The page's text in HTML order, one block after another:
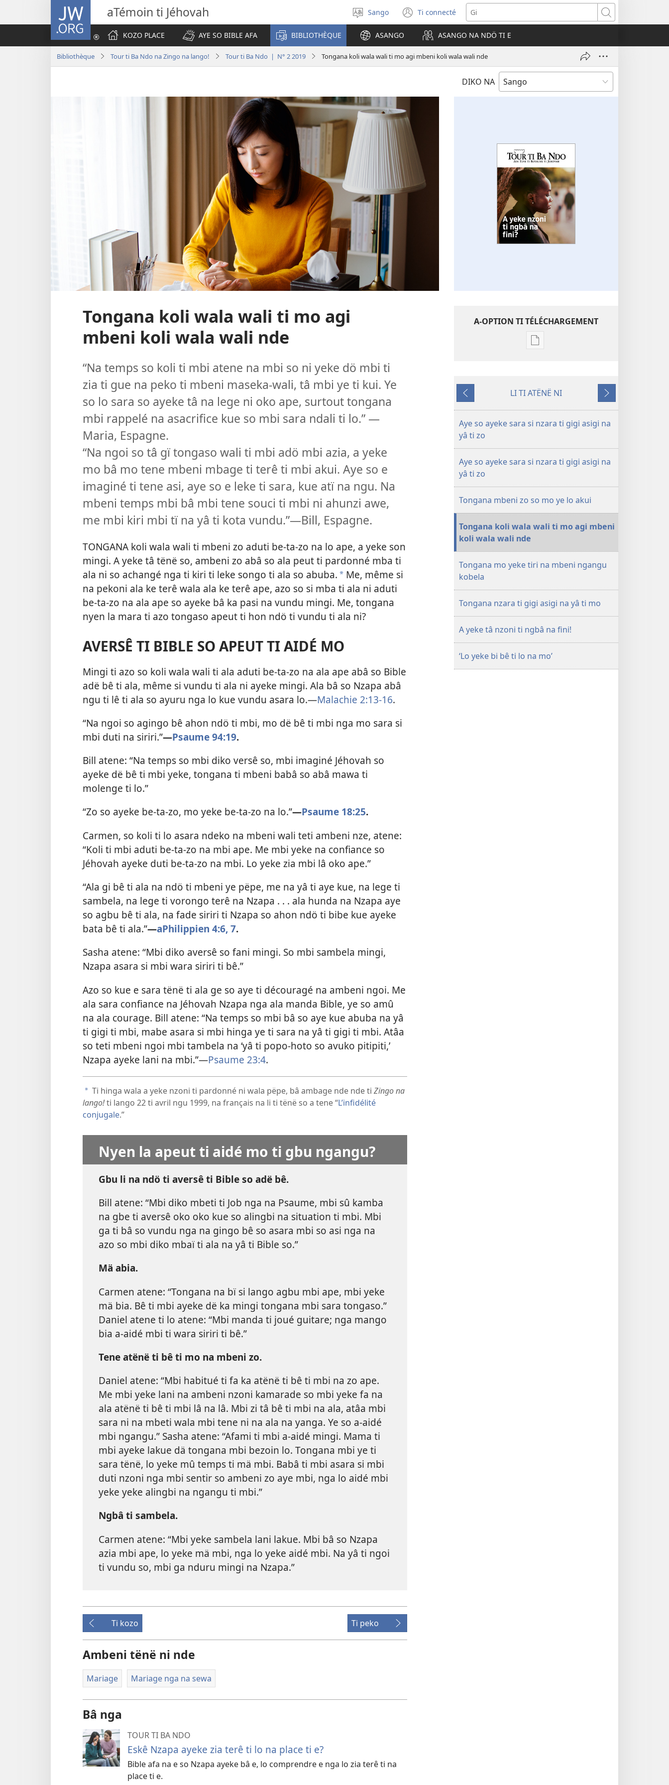
JW.ORG aTémoin ti Jéhovah
Soro
mbeni
yanga
ti
kodro
Sango Ti connecté
(zi
mbeni
fini
page)
Gi
KOZO PLACE
AYE SO BIBLE AFA BIBLIOTHÈQUE ASANGO ASANGO NA NDÖ TI E
Bibliothèque Tour ti Ba Ndo na Zingo na lango! Tour ti Ba Ndo | N° 2 2019 Tongana koli wala wali ti mo agi mbeni koli wala wali nde
DIKO NA
Tongana koli wala wali ti mo agi
mbeni koli wala wali nde
“Na temps so koli ti mbi atene na mbi so ni yeke dö mbi ti
zia ti gue na peko ti mbeni maseka-wali, tâ mbi ye ti kui. Ye
so lo sara so ayeke tâ na lege ni oko ape, surtout tongana
mbi rappelé na asacrifice kue so mbi sara ndali ti lo.” ​—
Maria, Espagne.
“Na ngoi so tâ gï tongaso wali ti mbi adö mbi azia, a yeke
mo bâ mo tene mbeni mbage ti terê ti mbi akui. Aye so e
imaginé ti tene asi, aye so e leke ti sara, kue atï na ngu. Na
mbeni temps mbi bâ mbi tene souci ti mbi ni ahunzi awe,
me mbi kiri mbi tï na yâ ti kota vundu.”​—Bill, Espagne.
TONGANA koli wala wali ti mbeni zo aduti be-ta-zo na lo ape, a yeke son
mingi. A yeke tâ tënë so, ambeni zo abâ so ala peut ti pardonné mba ti
ala ni so achangé nga ti kiri ti leke songo ti ala so abuba. a Me, même si
na pekoni ala ke terê wala ala ke terê ape, azo so si mba ti ala ni aduti
be-ta-zo na ala ape so ayeke bâ ka pasi na vundu mingi. Me, tongana
nyen la mara ti azo tongaso apeut ti hon ndö ti vundu ti ala ni?
AVERSÊ TI BIBLE SO APEUT TI AIDÉ MO
Mingi ti azo so koli wala wali ti ala aduti be-ta-zo na ala ape abâ so Bible
adë bê ti ala, même si vundu ti ala ni ayeke mingi. Ala bâ so Nzapa abâ
ngu ti lê ti ala so ayuru nga lo kue vundu asara lo.​—Malachie 2:13-16.
“Na ngoi so agingo bê ahon ndö ti mbi, mo dë bê ti mbi nga mo sara si
mbi duti na siriri.”​—Psaume 94:19.
Bill atene: “Na temps so mbi diko versê so, mbi imaginé Jéhovah so
ayeke dë bê ti mbi yeke, tongana ti mbeni babâ so abâ mawa ti
molenge ti lo.”
“Zo so ayeke be-ta-zo, mo yeke be-ta-zo na lo.”​—Psaume 18:25.
Carmen, so koli ti lo asara ndeko na mbeni wali teti ambeni nze, atene:
“Koli ti mbi aduti be-ta-zo na mbi ape. Me mbi yeke na confiance so
Jéhovah ayeke duti be-ta-zo na mbi. Lo yeke zia mbi lâ oko ape.”
“Ala gi bê ti ala na ndö ti mbeni ye pëpe, me na yâ ti aye kue, na lege ti
sambela, na lege ti vorongo terê na Nzapa . . . ala hunda na Nzapa aye
so agbu bê ti ala, na fade siriri ti Nzapa so ahon ndö ti bibe kue ayeke
bata bê ti ala.”​—aPhilippien 4:6, 7.
Sasha atene: “Mbi diko aversê so fani mingi. So mbi sambela mingi,
Nzapa asara si mbi wara siriri ti bê.”
Azo so kue e sara tënë ti ala ge so aye ti découragé na ambeni ngoi. Me
ala sara confiance na Jéhovah Nzapa nga ala manda Bible, ye so amû
na ala courage. Bill atene: “Na temps so mbi bâ so aye kue abuba na yâ
ti gigi ti mbi, mabe asara si mbi hinga ye ti sara na yâ ti gigi ti mbi. Atâa
so teti mbeni ngoi mbi tambela na ‘yâ ti popo-hoto so avuko pitipiti,’
Nzapa ayeke lani na mbi.”​—Psaume 23:4.
a Ti hinga wala a yeke nzoni ti pardonné ni wala pëpe, bâ ambage nde nde ti Zingo na
lango!ti lango 22 ti avril ngu 1999, na français na li ti tënë so a tene “L’infidélité
conjugale.”
Nyen la apeut ti aidé mo ti gbu ngangu?
Gbu li na ndö ti aversê ti Bible so adë bê.
Bill atene: “Mbi diko mbeti ti Job nga na Psaume, mbi sû kamba
na gbe ti aversê oko oko kue so alingbi na situation ti mbi. Mbi
ga ti bâ so vundu nga na gingo bê so asara mbi so asi nga na
azo so mbi diko mbaï ti ala na yâ ti Bible so.”
Mä abia.
Carmen atene: “Tongana na bï si lango agbu mbi ape, mbi yeke
mä bia. Bê ti mbi ayeke dë ka mingi tongana mbi sara tongaso.”
Daniel atene ti lo atene: “Mbi manda ti joué guitare; nga mango
bia a-aidé mbi ti wara siriri ti bê.”
Tene atënë ti bê ti mo na mbeni zo.
Daniel atene: “Mbi habitué ti fa ka atënë ti bê ti mbi na zo ape.
Me mbi yeke lani na ambeni nzoni kamarade so mbi yeke fa na
ala atënë ti bê ti mbi lâ na lâ. Mbi zi tâ bê ti mbi na ala, atâa mbi
sara ni na mbeti wala mbi tene ni na ala na yanga. Ye so a-aidé
mbi ngangu.” Sasha atene: “Afami ti mbi a-aidé mingi. Mama ti
mbi ayeke lakue dä tongana mbi bezoin lo. Tongana mbi ye ti
sara tënë, lo yeke mû temps ti mä mbi. Babâ ti mbi asara si mbi
duti nzoni nga mbi sentir so ambeni zo aye mbi, nga lo aidé mbi
yeke yeke alingbi na ngangu ti mbi.”
Ngbâ ti sambela.
Carmen atene: “Mbi yeke sambela lani lakue. Mbi bâ so Nzapa
azia mbi ape, lo yeke mä mbi, nga lo yeke aidé mbi. Na yâ ti ngoi
ti vundu so, mbi ga nduru mingi na Nzapa.”
Ti kozo Ti peko
Ambeni tënë ni nde
Mariage Mariage nga na sewa
Bâ nga
TOUR TI BA NDO
Eskê Nzapa ayeke zia terê ti lo na place ti e?
Bible afa na e so Nzapa ayeke bâ e, lo comprendre e nga lo zia terê ti na
place ti e.
A-OPTION TI TÉLÉCHARGEMENT
A-
ti
TI
A
nzoni
ti
ngbâ
na
kozo
LI TI ATËNË NI
Ti
peko
Aye so ayeke sara si nzara ti gigi asigi na
yâ ti zo
Aye so ayeke sara si nzara ti gigi asigi na
yâ ti zo
Tongana mbeni zo so mo ye lo akui
Tongana koli wala wali ti mo agi mbeni
koli wala wali nde
Tongana mo yeke tiri na mbeni ngangu
kobela
Tongana nzara ti gigi asigi na yâ ti mo
A yeke tâ nzoni ti ngbâ na fini!
‘Lo yeke bi bê ti lo na mo’